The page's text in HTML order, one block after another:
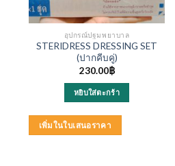
อุปกรณ์ปฐมพยาบาล
STERIDRESS DRESSING SET
(ปากคีบคู่)
230.00฿
หยิบใส่ตะกร้า
เพิ่มในใบเสนอราคา